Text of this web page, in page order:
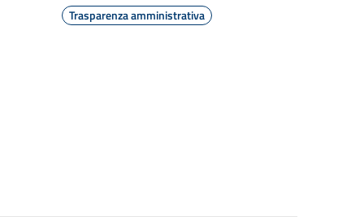
Trasparenza amministrativa